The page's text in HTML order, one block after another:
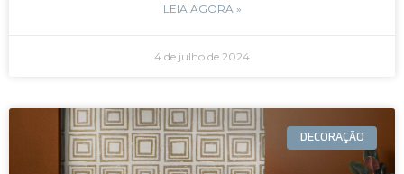
LEIA AGORA »
4 de julho de 2024
DECORAÇÃO